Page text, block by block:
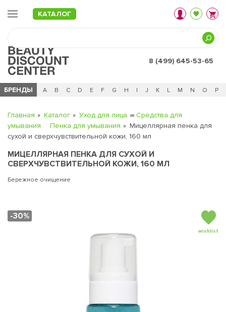
КАТАЛОГ
8 (499) 645-53-65
БРЕНДЫ
Ч 0 - 9 A B C D E F G H I J K L M N O P
Главная Каталог Уход для лица
Средства для
умывания
Пенка для умывания
Мицеллярная пенка для
сухой и сверхчувствительной кожи, 160 мл
МИЦЕЛЛЯРНАЯ ПЕНКА ДЛЯ СУХОЙ И
СВЕРХЧУВСТВИТЕЛЬНОЙ КОЖИ, 160 МЛ
Бережное очищение
-30%
wishlist